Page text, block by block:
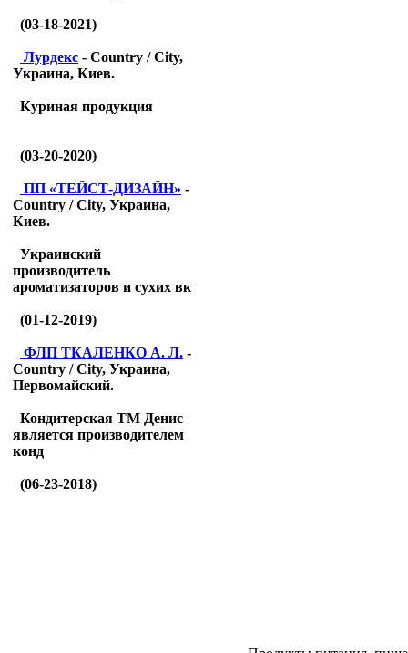
(03-18-2021)
Лурдекс - Country / City,
Украина, Киев.
Куриная продукция
(03-20-2020)
ПП «ТЕЙСТ-ДИЗАЙН» -
Country / City, Украина,
Киев.
Украинский
производитель
ароматизаторов и сухих вк
(01-12-2019)
ФЛП ТКАЛЕНКО А. Л. -
Country / City, Украина,
Первомайский.
Кондитерская ТМ Денис
является производителем
конд
(06-23-2018)